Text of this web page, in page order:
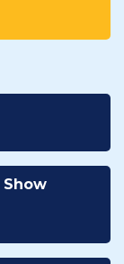
Show